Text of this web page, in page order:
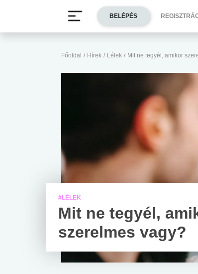
Főoldal / Hírek / Lélek / Mit ne tegyél, amikor
#LÉLEK
Mit ne tegyél,
szerelmes vagy?
BELÉPÉS